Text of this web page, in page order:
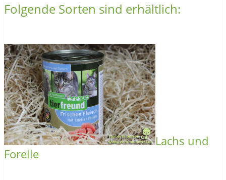
Folgende Sorten sind erhältlich:
Lachs und
Forelle